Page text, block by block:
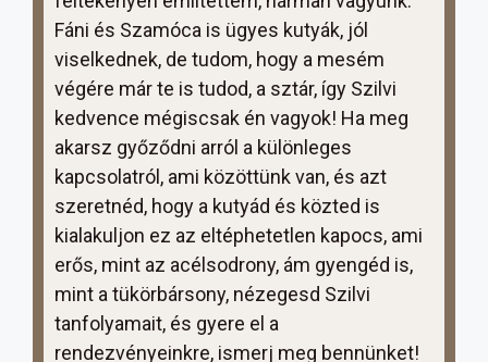
Fáni és Szamóca is ügyes kutyák, jól
viselkednek, de tudom, hogy a mesém
végére már te is tudod, a sztár, így Szilvi
kedvence mégiscsak én vagyok! Ha meg
akarsz győződni arról a különleges
kapcsolatról, ami közöttünk van, és azt
szeretnéd, hogy a kutyád és közted is
kialakuljon ez az eltéphetetlen kapocs, ami
erős, mint az acélsodrony, ám gyengéd is,
mint a tükörbársony, nézegesd Szilvi
tanfolyamait, és gyere el a
rendezvényeinkre, ismerj meg bennünket!